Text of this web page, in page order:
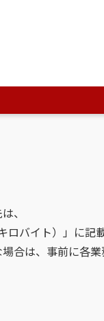
、
ロバイト）」に
合は、事前に各